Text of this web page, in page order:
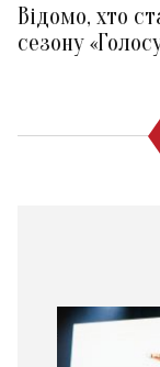
Відомо, хто
сезону